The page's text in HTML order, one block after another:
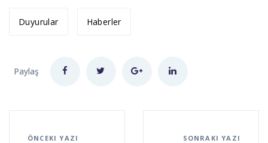
Duyurular Haberler
Paylaş
ÖNCEKI YAZI SONRAKI YAZI